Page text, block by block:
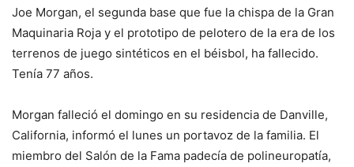
Joe Morgan, el segunda base que fue la chispa de la Gran
Maquinaria Roja y el prototipo de pelotero de la era de los
terrenos de juego sintéticos en el béisbol, ha fallecido.
Tenía 77 años.
Morgan falleció el domingo en su residencia de Danville,
California, informó el lunes un portavoz de la familia. El
miembro del Salón de la Fama padecía de polineuropatía,